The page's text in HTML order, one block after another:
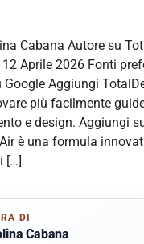
Cabana Autore su
Aprile 2026 Fonti
Google Aggiungi
più facilmente
e design. Aggiungi
è una formula
[…]
DI
Cabana